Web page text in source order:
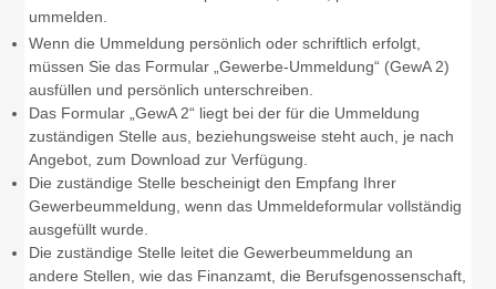
ummelden.
Wenn die Ummeldung persönlich oder schriftlich erfolgt,
müssen Sie das Formular „Gewerbe-Ummeldung“ (GewA 2)
ausfüllen und persönlich unterschreiben.
Das Formular „GewA 2“ liegt bei der für die Ummeldung
zuständigen Stelle aus, beziehungsweise steht auch, je nach
Angebot, zum Download zur Verfügung.
Die zuständige Stelle bescheinigt den Empfang Ihrer
Gewerbeummeldung, wenn das Ummeldeformular vollständig
ausgefüllt wurde.
Die zuständige Stelle leitet die Gewerbeummeldung an
andere Stellen, wie das Finanzamt, die Berufsgenossenschaft,